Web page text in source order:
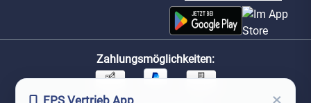
Zahlungsmöglichkeiten:
EPS Vertrieb App